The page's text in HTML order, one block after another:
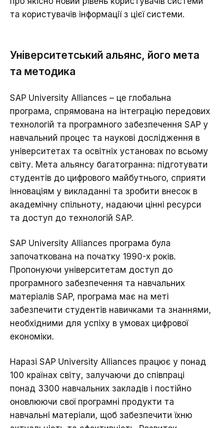
та користувачів інформації з цієї системи.
Університетський альянс, його мета
та методика
SAP University Alliances – це глобальна
програма, спрямована на інтеграцію передових
технологій та програмного забезпечення SAP у
навчальний процес та наукові дослідження в
університетах та освітніх установах по всьому
світу. Мета альянсу багатогранна: підготувати
студентів до цифрового майбутнього, сприяти
інноваціям у викладанні та зробити внесок в
академічну спільноту, надаючи цінні ресурси
та доступ до технологій SAP.
SAP University Alliances програма була
започаткована на початку 1990-х років.
Пропонуючи університетам доступ до
програмного забезпечення та навчальних
матеріалів SAP, програма має на меті
забезпечити студентів навичками та знаннями,
необхідними для успіху в умовах цифрової
економіки.
Наразі SAP University Alliances працює у понад
100 країнах світу, залучаючи до співпраці
понад 3300 навчальних закладів і постійно
оновлюючи свої програмні продукти та
навчальні матеріали, щоб забезпечити їхню